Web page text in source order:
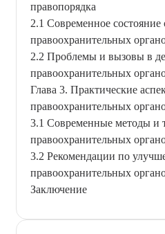
правопорядка
2.1 Современное состояние
правоохранительных
2.2 Проблемы и вызовы в
правоохранительных
Глава 3. Практические
правоохранительных
3.1 Современные методы и
правоохранительных
3.2 Рекомендации по
правоохранительных
Заключение